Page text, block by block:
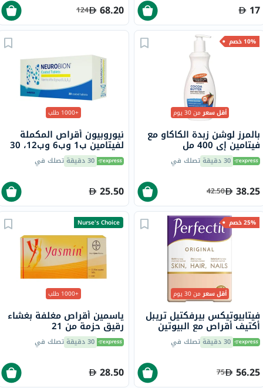
17
68.20
124
10% خصم
أقل سعرمن 30 يوم
بالمرز لوشن زبدة الكاكاو مع
فيتامين إي 400 مل
30 دقيقة تصلك في
38.25
42.50
+1000 طلب
نيوروبيون أقراص المكملة
لفيتامين ب1 وب6 وب12، 30
قرص 30 دقيقة تصلك في
25.50
25% خصم
أقل سعرمن 30 يوم
فيتابيوتيكس بيرفكتيل تريبل
أكتيف أقراص مع البيوتين
والزنك والسيلينيوم للبشرة
والشعر والأظافر، 30 قرص
30 دقيقة تصلك في
56.25
75
Nurse's Choice
+1000 طلب
ياسمين أقراص مغلفة بغشاء
رقيق حزمة من 21
30 دقيقة تصلك في
28.50